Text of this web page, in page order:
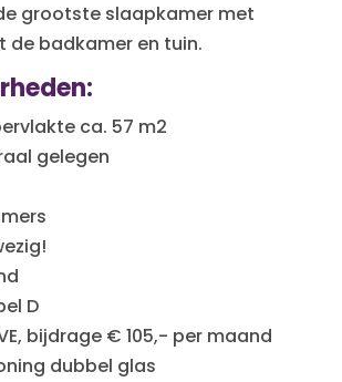
grootste slaapkamer met
badkamer en tuin.
ca. 57 m2
gelegen
D
bijdrage € 105,- per maand
dubbel glas